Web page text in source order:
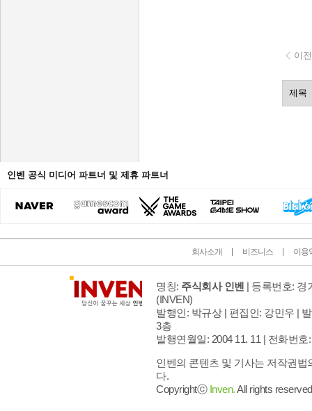
이전
인벤 공식 미디어 파트너 및 제휴 파트너
회사소개 비즈니스 이용
명칭: 주식회사 인벤 | 등록번호: 경
(INVEN)
발행인: 박규상 | 편집인: 강민우 |
3층
발행연월일: 2004 11. 11 | 전화번호
인벤의 콘텐츠 및 기사는 저작권
다.
Copyrightⓒ Inven.All rights